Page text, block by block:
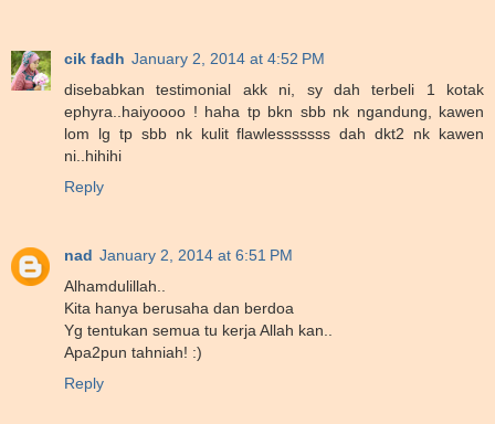
cik fadh January 2, 2014 at 4:52 PM
disebabkan testimonial akk ni, sy dah terbeli 1 kotak
ephyra..haiyoooo ! haha tp bkn sbb nk ngandung, kawen
lom lg tp sbb nk kulit flawlesssssss dah dkt2 nk kawen
ni..hihihi
Reply
nad January 2, 2014 at 6:51 PM
Alhamdulillah..
Kita hanya berusaha dan berdoa
Yg tentukan semua tu kerja Allah kan..
Apa2pun tahniah! :)
Reply